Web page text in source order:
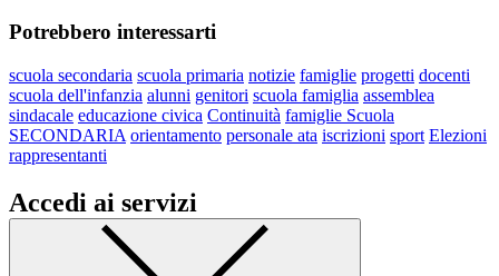
Potrebbero interessarti
scuola secondaria scuola primaria notizie famiglie progetti docenti
scuola dell'infanzia alunni genitori scuola famiglia assemblea
sindacale educazione civica Continuità famiglie Scuola
SECONDARIA orientamento personale ata iscrizioni sport Elezioni
rappresentanti
Accedi ai servizi